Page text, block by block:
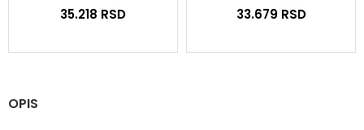
35.218 RSD 33.679 RSD
OPIS